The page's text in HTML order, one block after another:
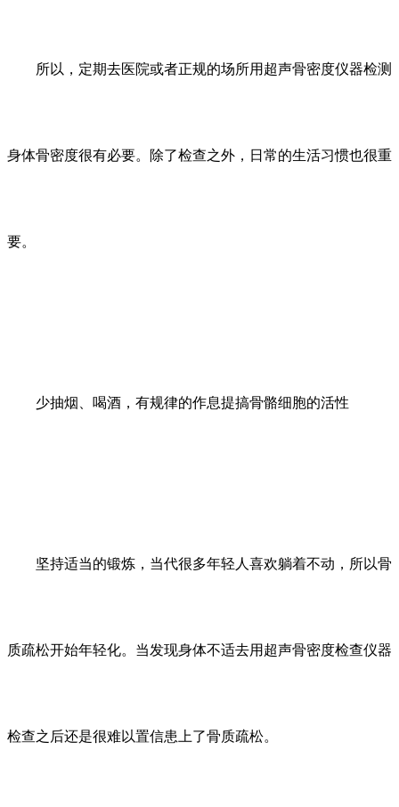
所以，定期去医院或者正规的场所用超声骨密度仪器检测
身体骨密度很有必要。除了检查之外，日常的生活习惯也很重
要。
少抽烟、喝酒，有规律的作息提搞骨骼细胞的活性
坚持适当的锻炼，当代很多年轻人喜欢躺着不动，所以骨
质疏松开始年轻化。当发现身体不适去用超声骨密度检查仪器
检查之后还是很难以置信患上了骨质疏松。